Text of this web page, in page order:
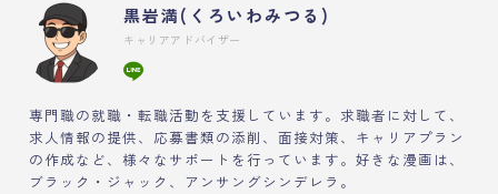
黒岩満(くろいわみつる)
キャリアアドバイザー
専門職の就職・転職活動を支援しています。求職者に対して、
求人情報の提供、応募書類の添削、面接対策、キャリアプラン
の作成など、様々なサポートを行っています。好きな漫画は、
ブラック・ジャック、アンサングシンデレラ。